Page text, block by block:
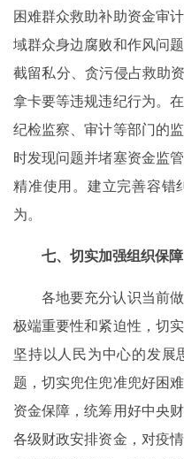
困难群众救助补助资金审
域群众身边腐败和作风问
截留私分、贪污侵占救助
拿卡要等违规违纪行为。
纪检监察、审计等部门的
时发现问题并堵塞资金监
精准使用。建立完善容错
为。
七、切实加强组织保障
各地要充分认识当前
极端重要性和紧迫性，切
坚持以人民为中心的发展
题，切实兜住兜准兜好困
资金保障，统筹用好中央
各级财政安排资金，对疫